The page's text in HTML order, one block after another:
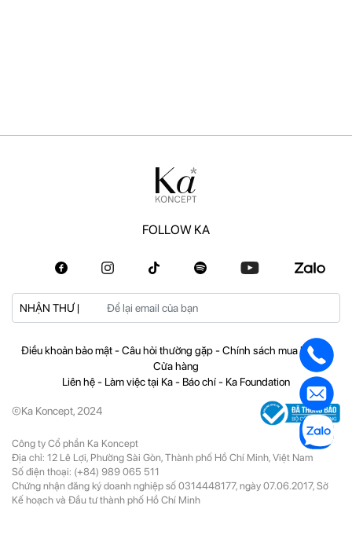
FOLLOW KA
NHẬN THƯ |
Điều khoản bảo mật-Câu hỏi thường gặp-Chính sách mua hàng
Cửa hàng
Liên hệ- Làm việc tại Ka- Báo chí- Ka Foundation
©Ka Koncept, 2024
Công ty Cổ phần Ka Koncept
Địa chỉ: 12 Lê Lợi, Phường Sài Gòn, Thành phố Hồ Chí Minh, Việt Nam
Số điện thoại: (+84) 989 065 511
Chứng nhận đăng ký doanh nghiệp số 0314448177, ngày 07.06.2017, Sở
Kế hoạch và Đầu tư thành phố Hồ Chí Minh